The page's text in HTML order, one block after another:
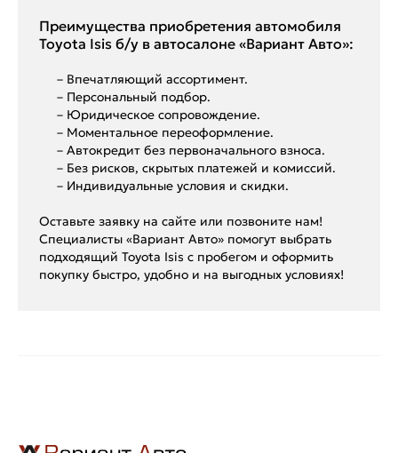
Преимущества приобретения автомобиля
Toyota Isis б/у в автосалоне «Вариант Авто»:
– Впечатляющий ассортимент.
– Персональный подбор.
– Юридическое сопровождение.
– Моментальное переоформление.
– Автокредит без первоначального взноса.
– Без рисков, скрытых платежей и комиссий.
– Индивидуальные условия и скидки.
Оставьте заявку на сайте или позвоните нам!
Специалисты «Вариант Авто» помогут выбрать
подходящий Toyota Isis с пробегом и оформить
покупку быстро, удобно и на выгодных условиях!